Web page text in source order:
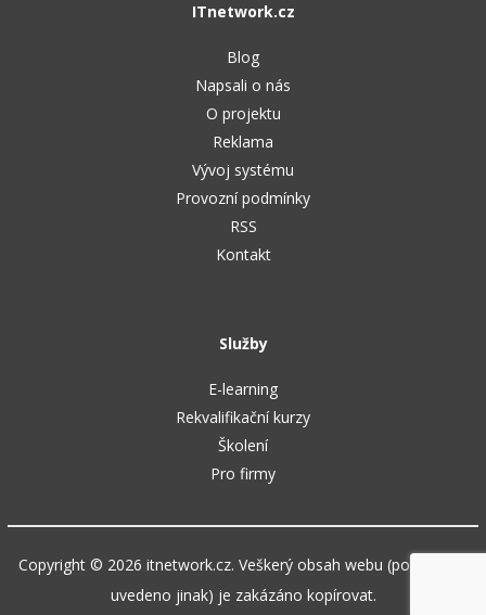
ITnetwork.cz
Blog
Napsali o nás
O projektu
Reklama
Vývoj systému
Provozní podmínky
RSS
Kontakt
Služby
E-learning
Rekvalifikační kurzy
Školení
Pro firmy
Copyright © 2026 itnetwork.cz. Veškerý obsah webu (pokud není
uvedeno jinak) je zakázáno kopírovat.